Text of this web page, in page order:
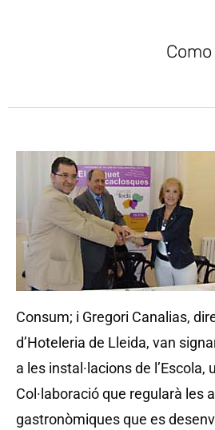
Consum; i Gregori Canalias,
d’Hoteleria de Lleida, van
a les instal·lacions de l’Escola,
Col·laboració que regularà les
gastronòmiques que es